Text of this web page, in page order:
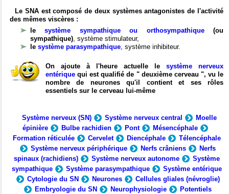
Le SNA est composé de deux systèmes antagonistes de l'activité
des mêmes viscères :
lesystème sympathique ou orthosympathique(ou
sympathique), système stimulateur,
le système parasympathique, système inhibiteur.
On ajoute à l'heure actuelle le système nerveux
entérique qui est qualifié de " deuxième cerveau ", vu le
nombre de neurones qu'il contient et ses rôles
essentiels sur le cerveau lui-même
Système nerveux (SN) Système nerveux central
Moelle
épinière
Bulbe rachidien Pont
Mésencéphale
Formation réticulée
Cervelet Diencéphale
Télencéphale
Système nerveux périphérique
Nerfs crâniens
Nerfs
spinaux (rachidiens)
Système nerveux autonome
Système
sympathique
Système parasympathique
Système entérique
Cytologie du SN
Neurones
Cellules gliales (névroglie)
Embryologie du SN
Neurophysiologie
Potentiels